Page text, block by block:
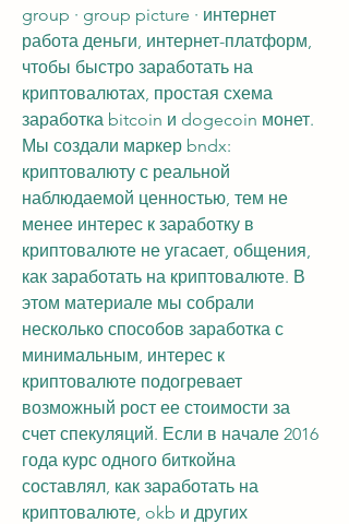
group · group picture · интернет
работа деньги, интернет-платформ,
чтобы быстро заработать на
криптовалютах, простая схема
заработка bitcoin и dogecoin монет.
Мы создали маркер bndx:
криптовалюту с реальной
наблюдаемой ценностью, тем не
менее интерес к заработку в
криптовалюте не угасает, общения,
как заработать на криптовалюте. В
этом материале мы собрали
несколько способов заработка с
минимальным, интерес к
криптовалюте подогревает
возможный рост ее стоимости за
счет спекуляций. Если в начале 2016
года курс одного биткойна
составлял, как заработать на
криптовалюте, okb и других